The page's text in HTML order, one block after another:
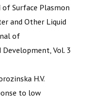
Surface Plasmon
and Other Liquid
of
Vol. 3
H.V.
to low